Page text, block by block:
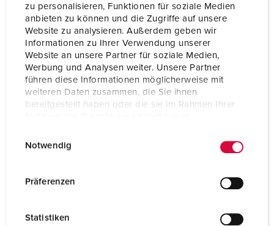
zu personalisieren, Funktionen für soziale Medien
anbieten zu können und die Zugriffe auf unsere
Website zu analysieren. Außerdem geben wir
Informationen zu Ihrer Verwendung unserer
Website an unsere Partner für soziale Medien,
Werbung und Analysen weiter. Unsere Partner
führen diese Informationen möglicherweise mit
weiteren Daten zusammen, die Sie ihnen
bereitgestellt haben oder die sie im Rahmen Ihrer
Notwendig
Präferenzen
Statistiken
Ampère